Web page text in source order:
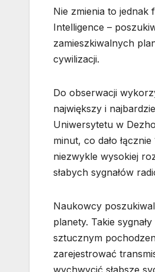
Nie zmienia to
Intelligence –
zamieszkiwalnych
cywilizacji.
Do obserwacji
największy i
Uniwersytetu w
minut, co dało
niezwykle wysokiej
słabych sygnałów
Naukowcy
planety. Takie
sztucznym
zarejestrować